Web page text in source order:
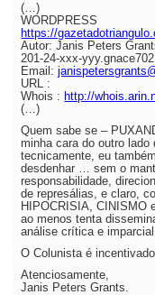
(…)
WORDPRESS
https://
Autor: Janis Peters
201-24-xxx-
Email:
URL :
Whois : http://
(…)
Quem sabe se –
minha cara do outro
tecnicamente, eu
desdenhar … sem o
responsabilidade,
de represálias, e claro,
HIPOCRISIA, CINISMO
ao menos tenta
análise crítica e
O Colunista é
Atenciosamente,
Janis Peters Grants.